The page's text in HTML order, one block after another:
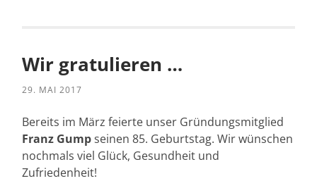
Wir gratulieren …
29. MAI 2017
Bereits im März feierte unser Gründungsmitglied
Franz Gumpseinen 85. Geburtstag. Wir wünschen
nochmals viel Glück, Gesundheit und
Zufriedenheit!